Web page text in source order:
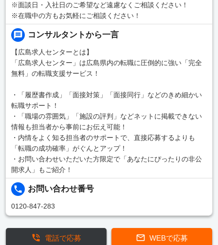
※面談日・入社日のご希望など遠慮なくご相談ください！
※在職中の方もお気軽にご相談ください！
コンサルタントから一言
【広島求人センターとは】
「広島求人センター」は広島県内の転職に圧倒的に強い「完全
無料」の転職支援サービス！
・「履歴書作成」「面接対策」「面接同行」などのきめ細かい
転職サポート！
・「職場の雰囲気」「施設の評判」などネットに掲載できない
情報も担当者から事前にお伝え可能！
・内情をよく知る担当者のサポートで、直接応募するよりも
「転職の成功確率」がぐんとアップ！
・お問い合わせいただいた方限定で「あなたにぴったりの非公
開求人」もご紹介！
お問い合わせ番号
0120-847-283
WEBで応募
電話で応募